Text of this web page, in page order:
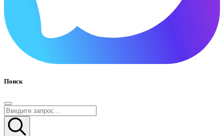
Поиск